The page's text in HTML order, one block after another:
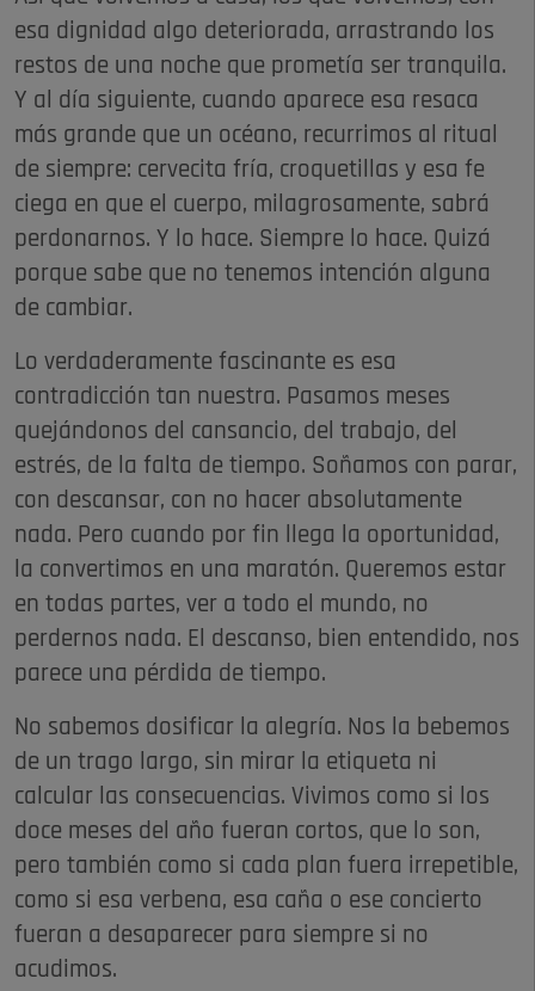
esa dignidad algo deteriorada, arrastrando los
restos de una noche que prometía ser tranquila.
Y al día siguiente, cuando aparece esa resaca
más grande que un océano, recurrimos al ritual
de siempre: cervecita fría, croquetillas y esa fe
ciega en que el cuerpo, milagrosamente, sabrá
perdonarnos. Y lo hace. Siempre lo hace. Quizá
porque sabe que no tenemos intención alguna
de cambiar.
Lo verdaderamente fascinante es esa
contradicción tan nuestra. Pasamos meses
quejándonos del cansancio, del trabajo, del
estrés, de la falta de tiempo. Soñamos con parar,
con descansar, con no hacer absolutamente
nada. Pero cuando por fin llega la oportunidad,
la convertimos en una maratón. Queremos estar
en todas partes, ver a todo el mundo, no
perdernos nada. El descanso, bien entendido, nos
parece una pérdida de tiempo.
No sabemos dosificar la alegría. Nos la bebemos
de un trago largo, sin mirar la etiqueta ni
calcular las consecuencias. Vivimos como si los
doce meses del año fueran cortos, que lo son,
pero también como si cada plan fuera irrepetible,
como si esa verbena, esa caña o ese concierto
fueran a desaparecer para siempre si no
acudimos.